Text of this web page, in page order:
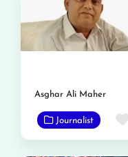
Asghar Ali Maher
Journalist